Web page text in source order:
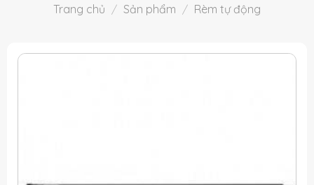
Trang chủ / Sản phẩm / Rèm tự động